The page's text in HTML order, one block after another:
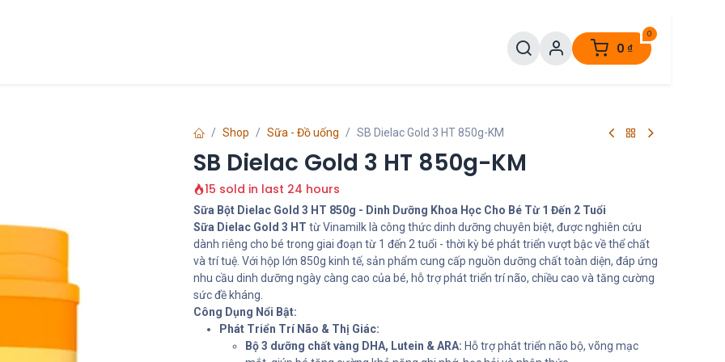
0
0 ₫
Shop Sữa - Đồ uống SB Dielac Gold 3 HT 850g-KM
SB Dielac Gold 3 HT 850g-KM
15 sold in last 24 hours
Sữa Bột Dielac Gold 3 HT 850g - Dinh Dưỡng Khoa Học Cho Bé Từ 1 Đến 2 Tuổi
Sữa Dielac Gold 3 HT từ Vinamilk là công thức dinh dưỡng chuyên biệt, được nghiên cứu
dành riêng cho bé trong giai đoạn từ 1 đến 2 tuổi - thời kỳ bé phát triển vượt bậc về thể chất
và trí tuệ. Với hộp lớn 850g kinh tế, sản phẩm cung cấp nguồn dưỡng chất toàn diện, đáp ứng
nhu cầu dinh dưỡng ngày càng cao của bé, hỗ trợ phát triển trí não, chiều cao và tăng cường
sức đề kháng.
Công Dụng Nổi Bật:
Phát Triển Trí Não & Thị Giác:
Bộ 3 dưỡng chất vàng DHA, Lutein & ARA: Hỗ trợ phát triển não bộ, võng mạc